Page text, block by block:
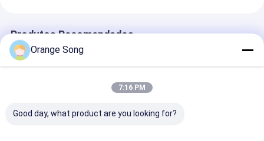
Produtos Recomendados
Orange Song
7:16 PM
Good day, what product are you looking for?